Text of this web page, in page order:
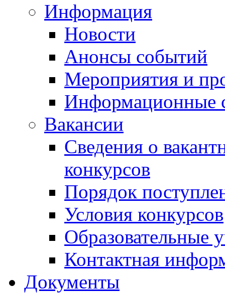
Информация
Новости
Анонсы событий
Мероприятия и
Информационные
Вакансии
Сведения о
конкурсов
Порядок
Условия конкурсов
Образовательные
Контактная
Документы